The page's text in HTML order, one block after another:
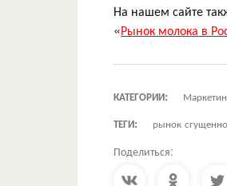
На нашем сайте
«Рынок молока в
КАТЕГОРИИ:
ТЕГИ:
рынок
Поделиться: